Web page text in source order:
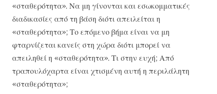
«σταθερότητα». Να μη γίνονται και εσωκομματικές
διαδικασίες από τη βάση διότι απειλείται η
«σταθερότητα»; Το επόμενο βήμα είναι να μη
φταρνίζεται κανείς στη χώρα διότι μπορεί να
απειληθεί η «σταθερότητα». Τι στην ευχή; Από
τραπουλόχαρτα είναι χτισμένη αυτή η περιλάλητη
«σταθερότητα»;